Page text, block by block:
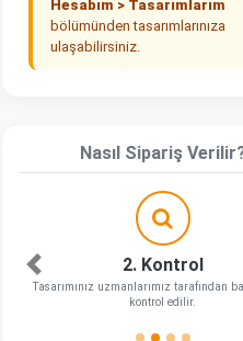
Hesabım > Tasarımlarım
bölümünden tasarımlarınıza
ulaşabilirsiniz.
Nasıl Sipariş
2. Kontrol
Tasarımınız uzmanlarımız tarafından
kontrol edilir.
Önceki